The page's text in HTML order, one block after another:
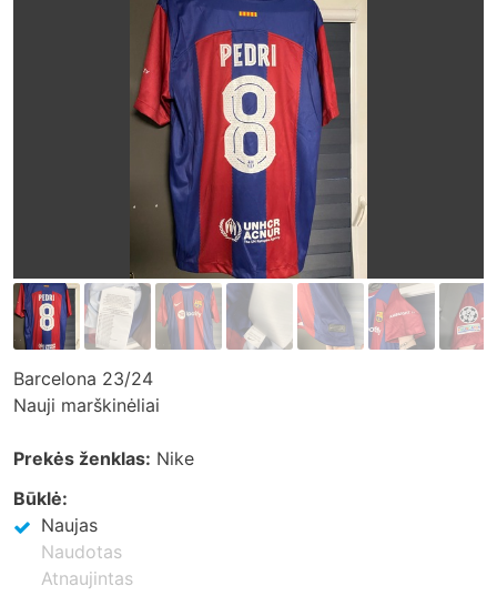
Barcelona 23/24
Nauji marškinėliai
Prekės ženklas: Nike
Būklė:
Naujas
Naudotas
Atnaujintas